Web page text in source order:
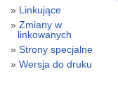
Linkujące
Zmiany w
linkowanych
Strony specjalne
Wersja do druku